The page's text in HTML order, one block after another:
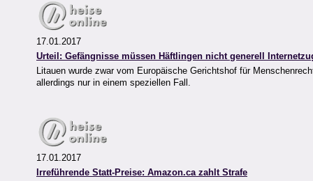
17.01.2017
Urteil: Gefängnisse müssen Häftlingen nicht generell
Litauen wurde zwar vom Europäische Gerichtshof für
allerdings nur in einem speziellen Fall.
17.01.2017
Irreführende Statt-Preise: Amazon.ca zahlt Strafe